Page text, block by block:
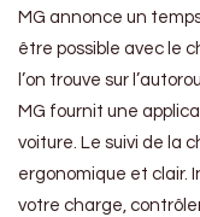
MG annonce un
être possible avec le
l’on trouve sur
MG fournit une
voiture. Le suivi de la
ergonomique et clair.
votre charge,